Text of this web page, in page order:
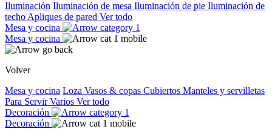
Iluminación Iluminación de mesa Iluminación de pie Iluminación de
techo Apliques de pared Ver todo
Mesa y cocina
Mesa y cocina
Volver
Mesa y cocina Loza Vasos & copas Cubiertos Manteles y servilletas
Para ServirVarios Ver todo
Decoración
Decoración